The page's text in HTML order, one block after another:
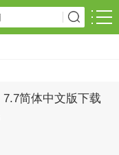
简体中文版下载